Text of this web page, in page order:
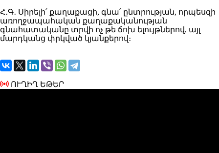
Հ․Գ․ Սիրելի՛ քաղաքացի, գնա՛ ընտրության, որպեսզի
առողջապահական քաղաքականության
գնահատականը տրվի ոչ թե ճոխ ելույթներով, այլ
մարդկանց փրկված կյանքերով։
ՈՒՂԻՂ ԵԹԵՐ